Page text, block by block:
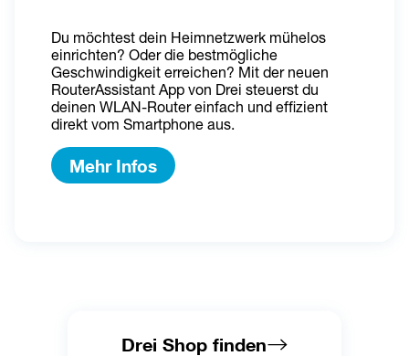
Du möchtest dein Heimnetzwerk mühelos
einrichten? Oder die bestmögliche
Geschwindigkeit erreichen? Mit der neuen
RouterAssistant App von Drei steuerst du
deinen WLAN-Router einfach und effizient
direkt vom Smartphone aus.
Mehr Infos
Drei Shop finden